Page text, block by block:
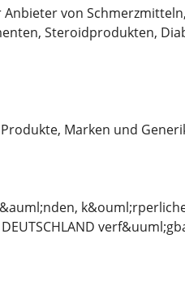
von
Steroidprodukten,
Marken und